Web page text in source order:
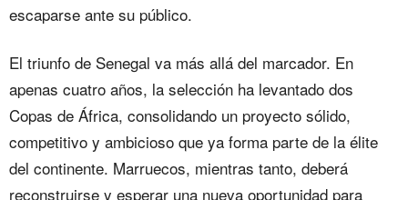
escaparse ante su público.
El triunfo de Senegal va más allá del marcador. En
apenas cuatro años, la selección ha levantado dos
Copas de África, consolidando un proyecto sólido,
competitivo y ambicioso que ya forma parte de la élite
del continente. Marruecos, mientras tanto, deberá
reconstruirse y esperar una nueva oportunidad para